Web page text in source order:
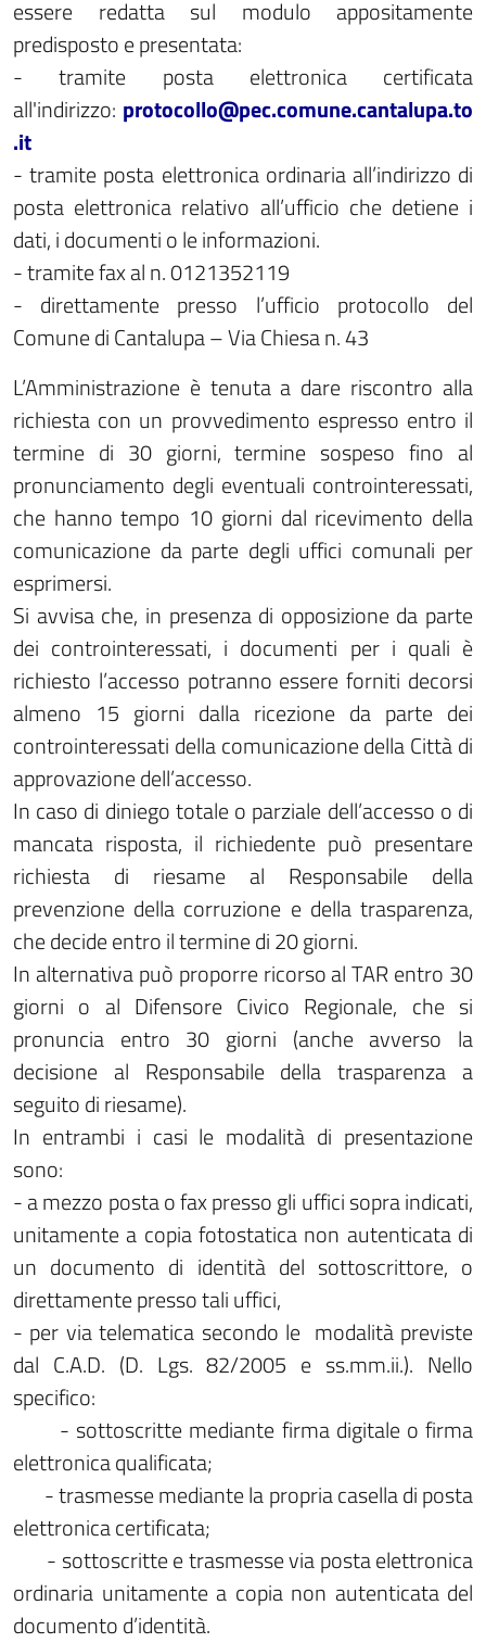
essere redatta sul modulo appositamente
predisposto e presentata:
- tramite posta elettronica certificata
all'indirizzo: protocollo@pec.comune.cantalupa.to
.it
- tramite posta elettronica ordinaria all’indirizzo di
posta elettronica relativo all’ufficio che detiene i
dati, i documenti o le informazioni.
- tramite fax al n. 0121352119
- direttamente presso l’ufficio protocollo del
Comune di Cantalupa – Via Chiesa n. 43
L’Amministrazione è tenuta a dare riscontro alla
richiesta con un provvedimento espresso entro il
termine di 30 giorni, termine sospeso fino al
pronunciamento degli eventuali controinteressati,
che hanno tempo 10 giorni dal ricevimento della
comunicazione da parte degli uffici comunali per
esprimersi.
Si avvisa che, in presenza di opposizione da parte
dei controinteressati, i documenti per i quali è
richiesto l’accesso potranno essere forniti decorsi
almeno 15 giorni dalla ricezione da parte dei
controinteressati della comunicazione della Città di
approvazione dell’accesso.
In caso di diniego totale o parziale dell’accesso o di
mancata risposta, il richiedente può presentare
richiesta di riesame al Responsabile della
prevenzione della corruzione e della trasparenza,
che decide entro il termine di 20 giorni.
In alternativa può proporre ricorso al TAR entro 30
giorni o al Difensore Civico Regionale, che si
pronuncia entro 30 giorni (anche avverso la
decisione al Responsabile della trasparenza a
seguito di riesame).
In entrambi i casi le modalità di presentazione
sono:
- a mezzo posta o fax presso gli uffici sopra indicati,
unitamente a copia fotostatica non autenticata di
un documento di identità del sottoscrittore, o
direttamente presso tali uffici,
- per via telematica secondo le modalità previste
dal C.A.D. (D. Lgs. 82/2005 e ss.mm.ii.). Nello
specifico:
- sottoscritte mediante firma digitale o firma
elettronica qualificata;
- trasmesse mediante la propria casella di posta
elettronica certificata;
- sottoscritte e trasmesse via posta elettronica
ordinaria unitamente a copia non autenticata del
documento d’identità.